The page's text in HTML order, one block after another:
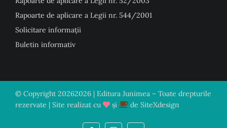
Rapoarte de aplicare a Legii nr. 544/2001
Solicitare informații
Buletin informativ
© Copyright 20262026 | Editura Junimea – Toate drepturile
rezervate | Site realizat cu
și de SiteXdesign